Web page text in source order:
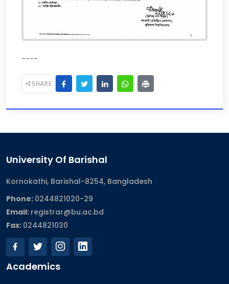
----
SHARE
University Of Barishal
Kornokathi, Barishal-8254, Bangladesh
Phone: 0244821020‬-29
Email: registrar@bu.ac.bd
Fax: 0244821030
Academics